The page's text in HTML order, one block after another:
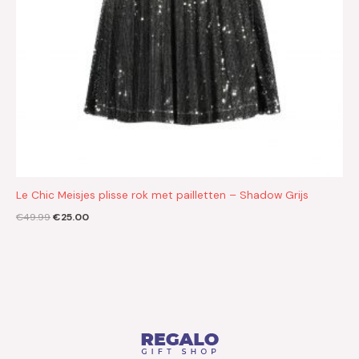
Le Chic Meisjes plisse rok met pailletten – Shadow Grijs
€49.99€25.00